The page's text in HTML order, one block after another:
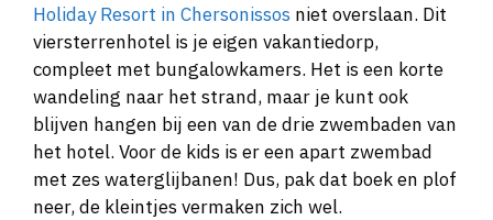
Holiday Resort in Chersonissos niet overslaan. Dit
viersterrenhotel is je eigen vakantiedorp,
compleet met bungalowkamers. Het is een korte
wandeling naar het strand, maar je kunt ook
blijven hangen bij een van de drie zwembaden van
het hotel. Voor de kids is er een apart zwembad
met zes waterglijbanen! Dus, pak dat boek en plof
neer, de kleintjes vermaken zich wel.